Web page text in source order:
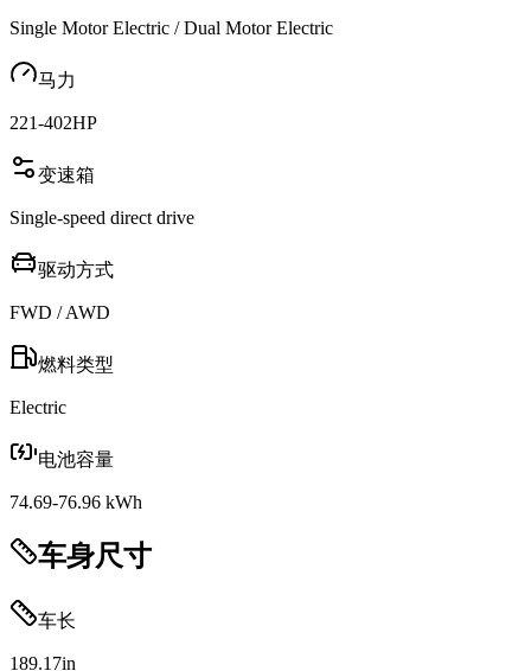
Single Motor Electric / Dual Motor Electric
马力
221-402HP
变速箱
Single-speed direct drive
驱动方式
FWD / AWD
燃料类型
Electric
电池容量
74.69-76.96 kWh
车身尺寸
车长
189.17in